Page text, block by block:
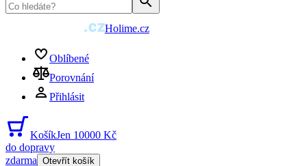
Holime.cz
Oblíbené
Porovnání
Přihlásit
KošíkJen 10000 Kč
do dopravy
zdarma Otevřít košík